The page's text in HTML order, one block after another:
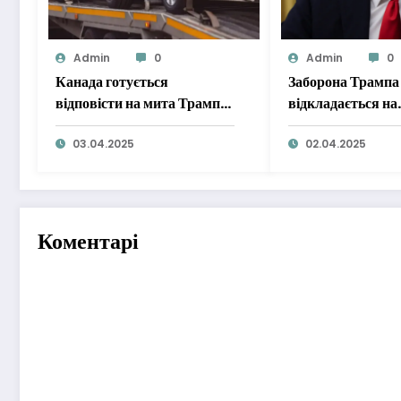
Admin 0
Канада готується
відповісти на мита Трампа
на автомобілі
03.04.2025
Admin 0
Заборона Трампа
відкладається на
невизначений
оскільки США
візи
02.04.2025
Коментарі